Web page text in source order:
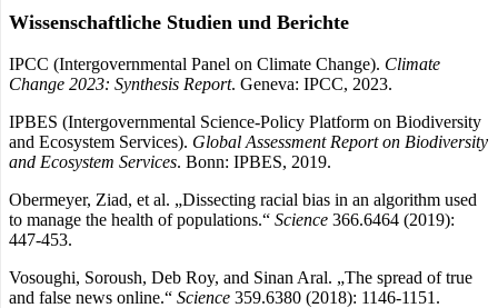
Wissenschaftliche Studien und Berichte
IPCC (Intergovernmental Panel on Climate Change). Climate
Change 2023: Synthesis Report. Geneva: IPCC, 2023.
IPBES (Intergovernmental Science-Policy Platform on Biodiversity
and Ecosystem Services). Global Assessment Report on Biodiversity
and Ecosystem Services. Bonn: IPBES, 2019.
Obermeyer, Ziad, et al. „Dissecting racial bias in an algorithm used
to manage the health of populations.“ Science 366.6464 (2019):
447-453.
Vosoughi, Soroush, Deb Roy, and Sinan Aral. „The spread of true
and false news online.“ Science 359.6380 (2018): 1146-1151.